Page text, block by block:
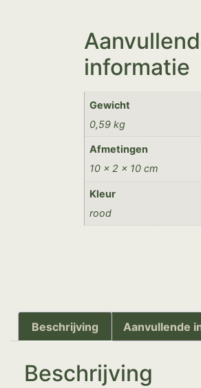
informatie
Gewicht
0,59 kg
Afmetingen
10 × 2 × 10 cm
Kleur
rood
Beschrijving Aanvullende
Beschrijving